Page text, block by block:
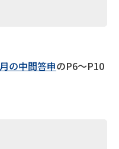
の中間答申のP6～P10